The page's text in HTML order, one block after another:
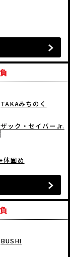
TAKAみちのく
ザック・セイバーJr.
体固め
BUSHI